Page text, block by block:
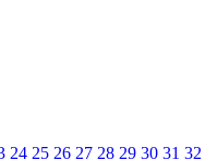
24 25 26 27 28 29 30 31 32